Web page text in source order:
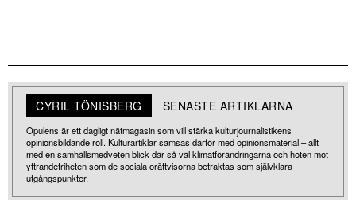
CYRIL TÖNISBERG SENASTE ARTIKLARNA
Opulens är ett dagligt nätmagasin som vill stärka kulturjournalistikens
opinionsbildande roll. Kulturartiklar samsas därför med opinionsmaterial – allt
med en samhällsmedveten blick där så väl klimatförändringarna och hoten mot
yttrandefriheten som de sociala orättvisorna betraktas som självklara
utgångspunkter.